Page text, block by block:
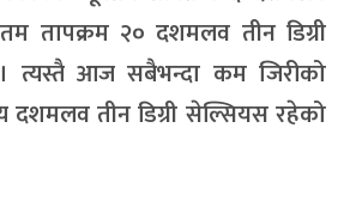
तापक्रम २० दशमलव तीन डिग्री
आज सबैभन्दा कम जिरीको
दशमलव तीन डिग्री सेल्सियस रहेको